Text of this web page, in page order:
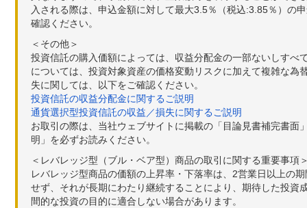
入される際は、申込金額に対して最大3.5％（税込:3.85％）の
確認ください。
＜その他＞
投資信託の購入価額によっては、収益分配金の一部ないしす
については、投資対象資産の価格変動リスクに加えて複雑な
失に関しては、以下をご確認ください。
投資信託の収益分配金に関するご説明
通貨選択型投資信託の収益／損失に関するご説明
お取引の際は、当社ウェブサイトに掲載の「目論見書補完書
明」を必ずお読みください。
＜レバレッジ型（ブル・ベア型）商品の取引に関する重要事項
レバレッジ型商品の価額の上昇率・下落率は、2営業日以上の
せず、それが長期にわたり継続することにより、期待した投
間的な投資の目的に適合しない場合があります。